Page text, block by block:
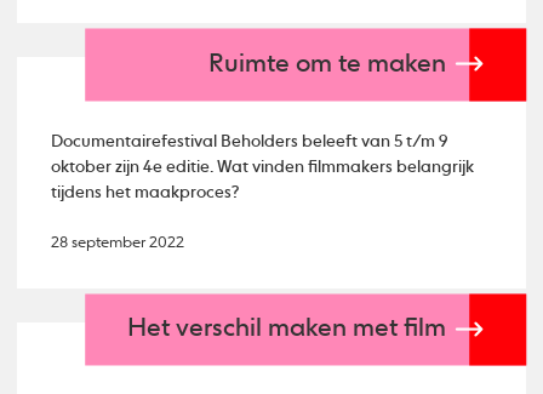
Ruimte om te maken
Documentairefestival Beholders beleeft van 5 t/m 9
oktober zijn 4e editie. Wat vinden filmmakers belangrijk
tijdens het maakproces?
28 september 2022
Het verschil maken met film